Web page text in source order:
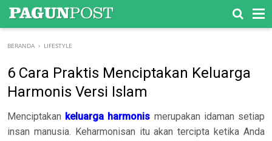
-->
BERANDA › LIFESTYLE
6 Cara Praktis Menciptakan Keluarga
Harmonis Versi Islam
Menciptakan keluarga harmonis merupakan idaman setiap
insan manusia. Keharmonisan itu akan tercipta ketika Anda